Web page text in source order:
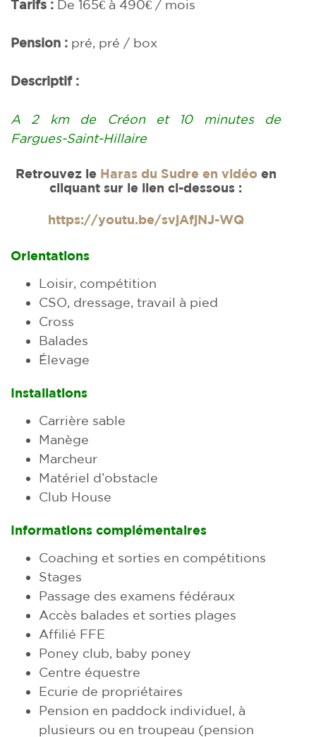
Tarifs : De 165€ à 490€ / mois
Pension : pré, pré / box
Descriptif :
A 2 km de Créon et 10 minutes de
Fargues-Saint-Hillaire
Retrouvez le Haras du Sudre en vidéo en
cliquant sur le lien ci-dessous :
https://youtu.be/svjAfjNJ-WQ
Orientations
Loisir, compétition
CSO, dressage, travail à pied
Cross
Balades
Élevage
Installations
Carrière sable
Manège
Marcheur
Matériel d’obstacle
Club House
Informations complémentaires
Coaching et sorties en compétitions
Stages
Passage des examens fédéraux
Accès balades et sorties plages
Affilié FFE
Poney club, baby poney
Centre équestre
Ecurie de propriétaires
Pension en paddock individuel, à
plusieurs ou en troupeau (pension